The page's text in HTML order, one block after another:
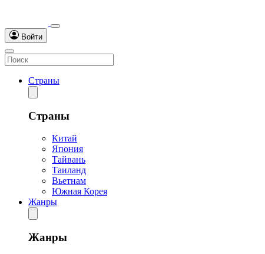
Войти
Страны
Страны
Китай
Япония
Тайвань
Таиланд
Вьетнам
Южная Корея
Жанры
Жанры